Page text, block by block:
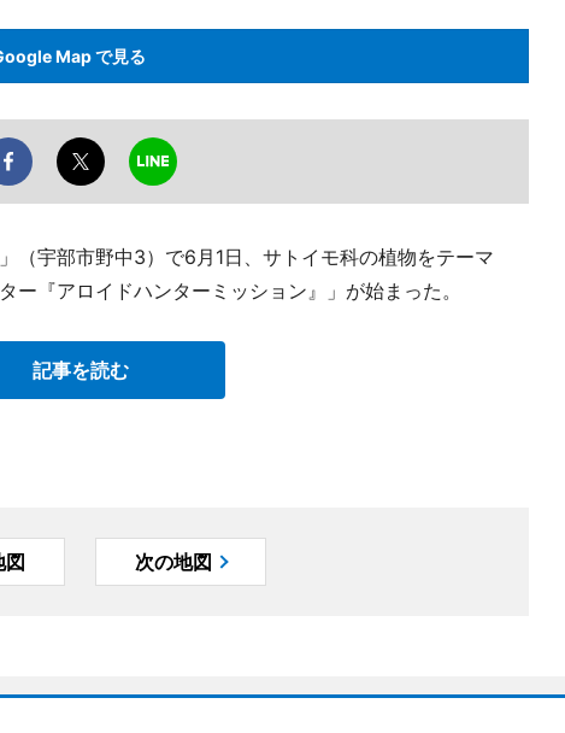
Map で見る
（宇部市野中3）で6月1日、サトイモ科の植物をテーマ
『アロイドハンターミッション』」が始まった。
記事を読む
図 次の地図